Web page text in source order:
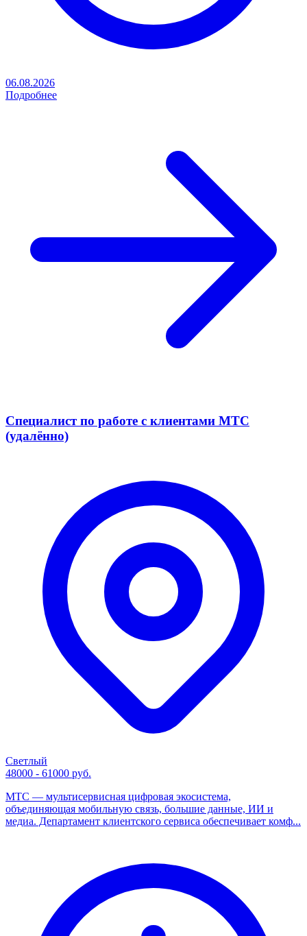
06.08.2026
Подробнее
Специалист по работе с клиентами МТС
(удалённо)
Светлый
48000 - 61000 руб.
МТС — мультисервисная цифровая экосистема,
объединяющая мобильную связь, большие данные, ИИ и
медиа. Департамент клиентского сервиса обеспечивает комф...